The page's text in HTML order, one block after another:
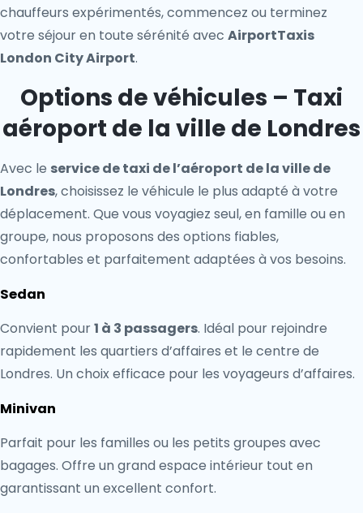
chauffeurs expérimentés, commencez ou terminez
votre séjour en toute sérénité avec AirportTaxis
London City Airport.
Options de véhicules – Taxi
aéroport de la ville de Londres
Avec le service de taxi de l’aéroport de la ville de
Londres, choisissez le véhicule le plus adapté à votre
déplacement. Que vous voyagiez seul, en famille ou en
groupe, nous proposons des options fiables,
confortables et parfaitement adaptées à vos besoins.
Sedan
Convient pour1 à 3 passagers. Idéal pour rejoindre
rapidement les quartiers d’affaires et le centre de
Londres. Un choix efficace pour les voyageurs d’affaires.
Minivan
Parfait pour les familles ou les petits groupes avec
bagages. Offre un grand espace intérieur tout en
garantissant un excellent confort.